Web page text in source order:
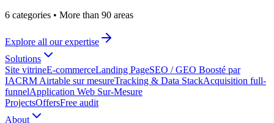
6 categories • More than 90 areas
Explore all our expertise
Solutions
Site vitrineE-commerceLanding PageSEO / GEO Boosté par
IACRM Airtable sur mesureTracking & Data StackAcquisition full-
funnelApplication Web Sur-Mesure
ProjectsOffersFree audit
About